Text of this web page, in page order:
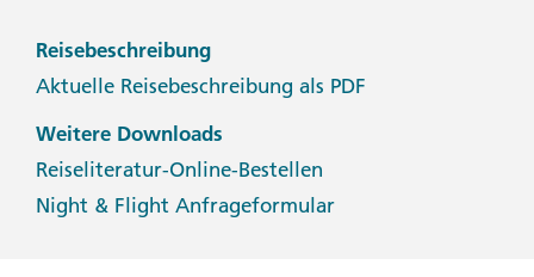
Reisebeschreibung
Aktuelle Reisebeschreibung als PDF
Weitere Downloads
Reiseliteratur-Online-Bestellen
Night & Flight Anfrageformular